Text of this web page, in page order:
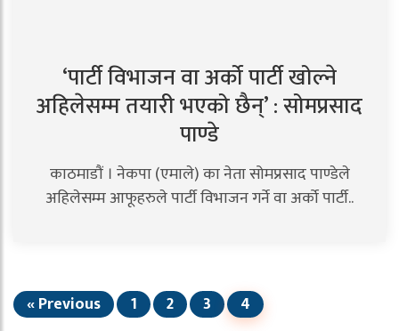
‘पार्टी विभाजन वा अर्को पार्टी खोल्ने
अहिलेसम्म तयारी भएको छैन्’ : सोमप्रसाद
पाण्डे
काठमाडौं । नेकपा (एमाले) का नेता सोमप्रसाद पाण्डेले
अहिलेसम्म आफूहरुले पार्टी विभाजन गर्ने वा अर्को पार्टी..
« Previous 1 2 3 4